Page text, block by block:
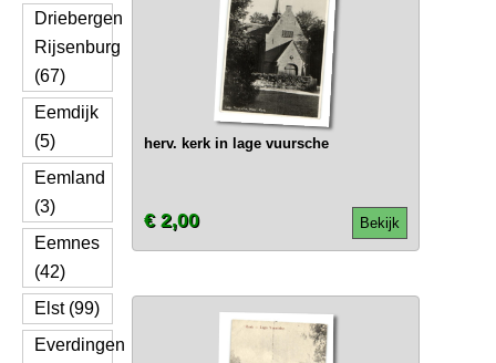
Driebergen
Rijsenburg
(67)
Eemdijk
(5)
Eemland
(3)
Eemnes
(42)
Elst (99)
Everdingen
herv. kerk in lage vuursche
Bekijk
€ 2,00